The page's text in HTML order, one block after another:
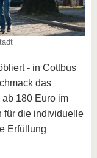
- in Cottbus
das
180 Euro im
für die individuelle
Erfüllung